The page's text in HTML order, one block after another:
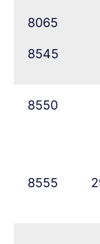
8065
8545
8550
8555